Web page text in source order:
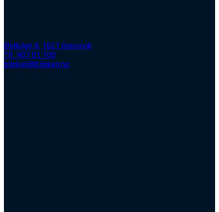
Østkilen 4, 1621 Gressvik
Tlf. 907 01 100
blinken@blinken.no